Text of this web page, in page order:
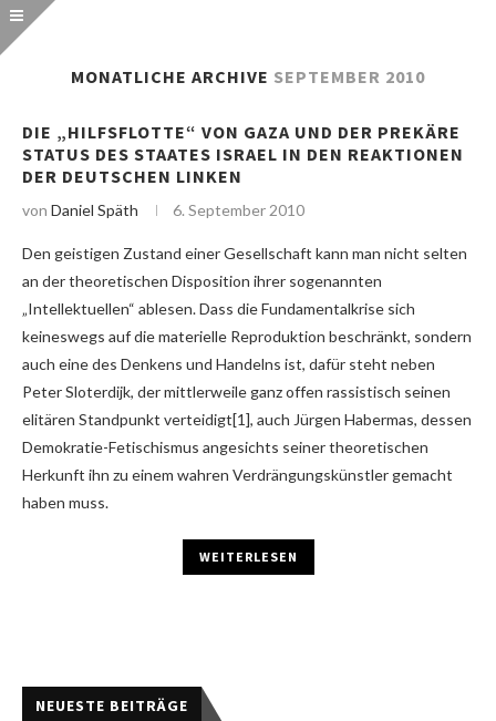
MONATLICHE ARCHIVE SEPTEMBER 2010
DIE „HILFSFLOTTE“ VON GAZA UND DER PREKÄRE
STATUS DES STAATES ISRAEL IN DEN REAKTIONEN
DER DEUTSCHEN LINKEN
von Daniel Späth 6. September 2010
Den geistigen Zustand einer Gesellschaft kann man nicht selten
an der theoretischen Disposition ihrer sogenannten
„Intellektuellen“ ablesen. Dass die Fundamentalkrise sich
keineswegs auf die materielle Reproduktion beschränkt, sondern
auch eine des Denkens und Handelns ist, dafür steht neben
Peter Sloterdijk, der mittlerweile ganz offen rassistisch seinen
elitären Standpunkt verteidigt[1], auch Jürgen Habermas, dessen
Demokratie-Fetischismus angesichts seiner theoretischen
Herkunft ihn zu einem wahren Verdrängungskünstler gemacht
haben muss.
WEITERLESEN
NEUESTE BEITRÄGE